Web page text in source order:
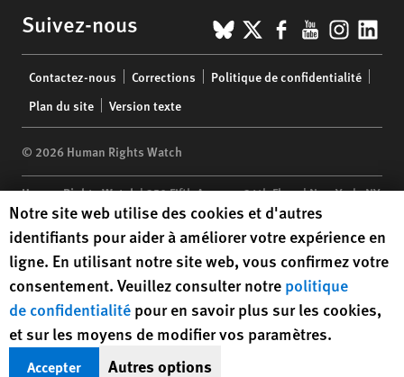
Suivez-nous BlueSky
X Facebook
YouTube
menu
Contactez-nous Corrections
Politique de confidentialité
Plan du site
Version texte
© 2026 Human Rights Watch
Human Rights Watch| 350 Fifth Avenue, 34th Floor | New York,NY
10118-3299USA |t1.212.290.4700
Human Rights Watchis a 501(C)(3) nonprofit registered in the US
under EIN: 13-2875808
Human Rights Watch cookie preferences
Notre site web utilise des cookies et d'autres
identifiants pour aider à améliorer votre expérience en
ligne. En utilisant notre site web, vous confirmez votre
consentement. Veuillez consulter notre politique
de confidentialité pour en savoir plus sur les cookies,
et sur les moyens de modifier vos paramètres.
Accepter Autres options